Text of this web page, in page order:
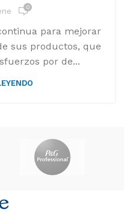
0
para mejorar
sus productos, que
por de...